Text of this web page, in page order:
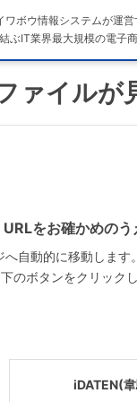
ボウ情報システムが運営
ぶIT業界最大規模の電子
ァイルが
をお確かめのう
自動的に移動します。
のボタンをクリック
iDATEN(